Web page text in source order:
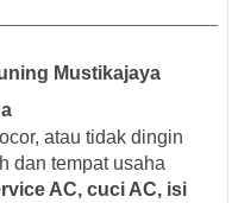
Mustikajaya
atau tidak dingin
dan tempat usaha
AC, cuci AC, isi